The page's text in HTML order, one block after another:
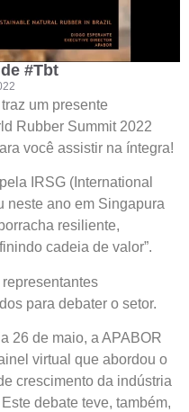
#Tbt
um presente
Rubber Summit 2022
você assistir na íntegra!
IRSG (International
neste ano em Singapura
resiliente,
cadeia de valor”.
para debater o setor.
26 de maio, a APABOR
virtual que abordou o
crescimento da indústria
debate teve, também,